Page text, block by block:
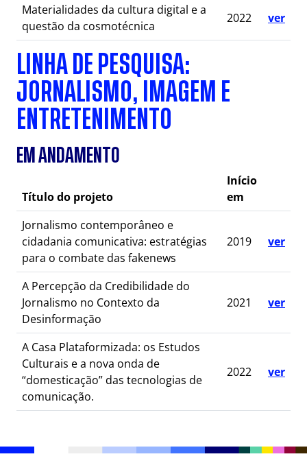
Materialidades da cultura digital e a
questão da cosmotécnica
2022 ver
LINHA DE PESQUISA:
JORNALISMO, IMAGEM E
ENTRETENIMENTO
EM ANDAMENTO
Título do projeto
Início
em
Jornalismo contemporâneo e
cidadania comunicativa: estratégias
para o combate das fakenews
2019 ver
A Percepção da Credibilidade do
Jornalismo no Contexto da
Desinformação
2021 ver
A Casa Plataformizada: os Estudos
Culturais e a nova onda de
“domesticação” das tecnologias de
comunicação.
2022 ver